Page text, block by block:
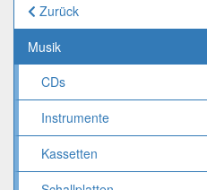
Zurück
Musik
CDs
Instrumente
Kassetten